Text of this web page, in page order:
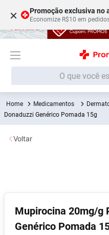
× Promoção exclusiva no
Economize R$10 em
O que você está buscando?
Medicamentos
Donaduzzi Genérico Pomada 15g
Mupirocina 20mg/g
Genérico Pomada
Voltar
Termos mais
1º Fralda
2
5º Fralda G
6º Shampoo
7º Desodorante